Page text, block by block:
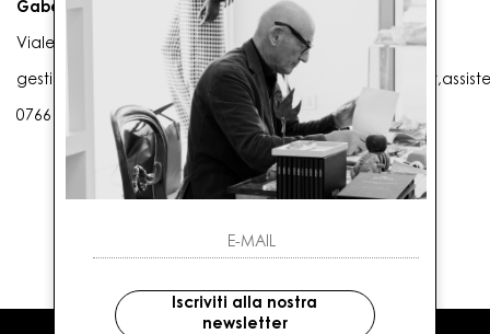
Gaballo Mario srl
Viale G. Matteotti n. 23 00053 Civitavecchia (RM)
0766 25656
Iscriviti alla nostra
newsletter